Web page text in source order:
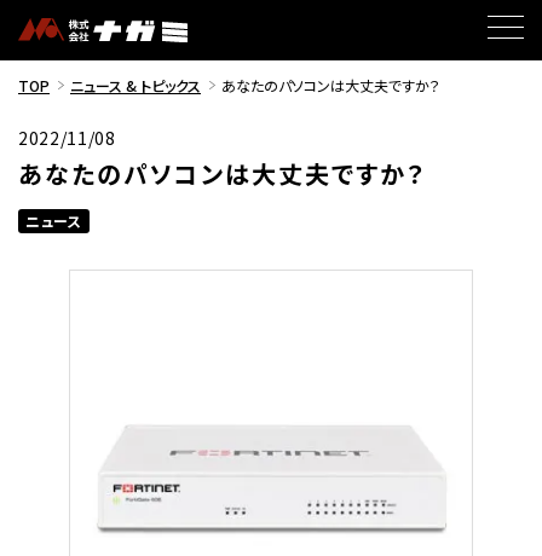
TOP ニュース & トピックス あなたのパソコンは大丈夫ですか？
2022/11/08
あなたのパソコンは大丈夫ですか？
ニュース